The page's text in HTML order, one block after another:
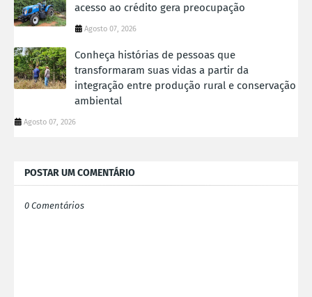
acesso ao crédito gera preocupação
Agosto 07, 2026
Conheça histórias de pessoas que
transformaram suas vidas a partir da
integração entre produção rural e conservação
ambiental
Agosto 07, 2026
POSTAR UM COMENTÁRIO
0 Comentários